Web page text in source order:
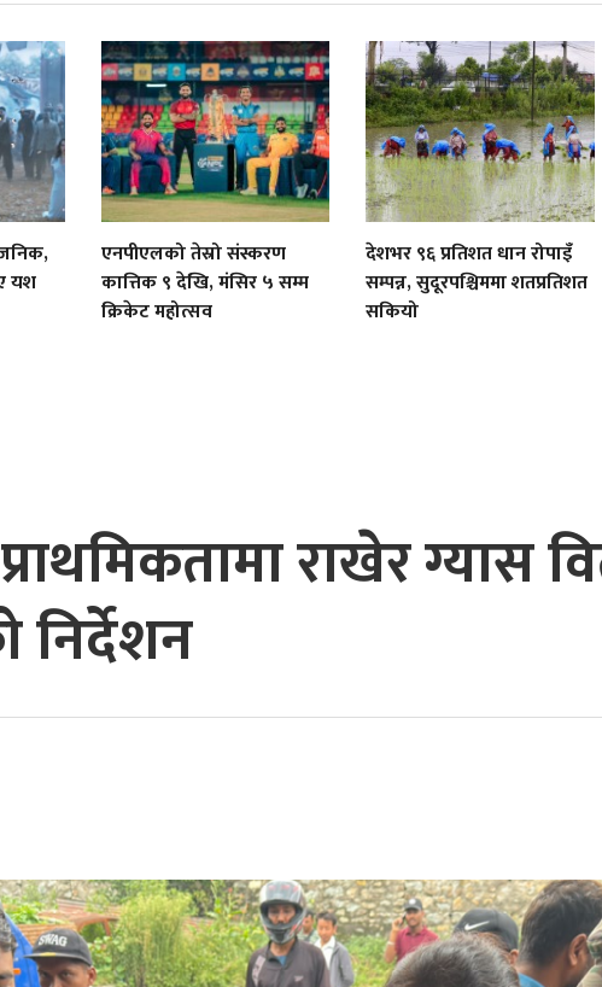
यश
एनपीएलको तेस्रो संस्करण
कात्तिक ९ देखि, मंसिर ५ सम्म
क्रिकेट महोत्सव
देशभर ९६ प्रतिशत धान रोपाइँ
सम्पन्न, सुदूरपश्चिममा शतप्रतिशत
सकियो
प्राथमिकतामा राखेर ग्यास
निर्देशन